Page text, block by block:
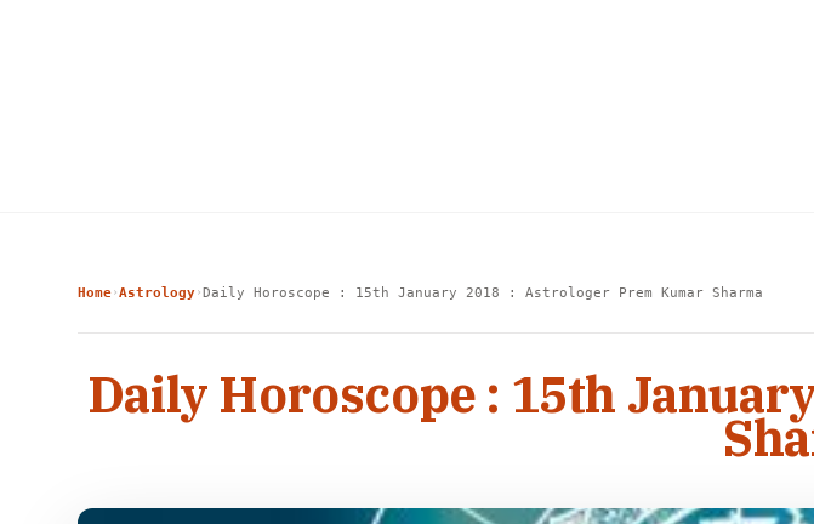
Home›Astrology›Daily Horoscope : 15th January 2018 : Astrologer Prem Kumar Sharma
Daily Horoscope : 15th